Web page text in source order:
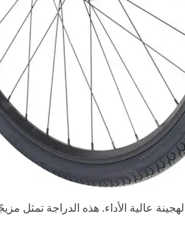
تجربة القوة المثيرة لدراجة فيلانو ديفيرس 3.0